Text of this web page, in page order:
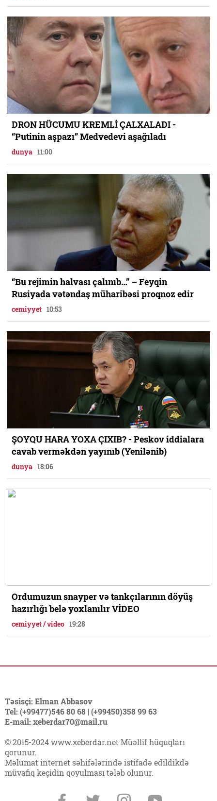
DRON HÜCUMU KREMLİ ÇALXALADI -
“Putinin aşpazı” Medvedevi aşağıladı
dunya 11:00
“Bu rejimin halvası çalınıb…” – Feyqin
Rusiyada vətəndaş müharibəsi proqnoz edir
cemiyyet 10:53
ŞOYQU HARA YOXA ÇIXIB? - Peskov iddialara
cavab verməkdən yayınıb (Yenilənib)
dunya 18:06
Ordumuzun snayper və tankçılarının döyüş
hazırlığı belə yoxlanılır VİDEO
cemiyyet / video 19:28
Təsisçi: Elman Abbasov
Tel: (+99477)546 80 68 | (+99450)358 99 63
E-mail: xeberdar70@mail.ru
© 2015-2024 www.xeberdar.net Müəllif hüquqları
qorunur.
Məlumat internet səhifələrində istifadə edildikdə
müvafiq keçidin qoyulması tələb olunur.